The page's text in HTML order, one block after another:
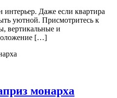
Даже если квартира
уютной. Присмотритесь к
вертикальные и
[…]
монарха